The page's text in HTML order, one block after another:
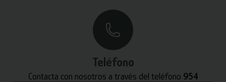
Teléfono
Contacta con nosotros a través del teléfono 954